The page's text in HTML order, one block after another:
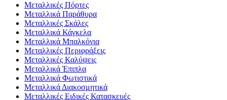
Μεταλλικές Πόρτες
Μεταλλικά Παράθυρα
Μεταλλικές Σκάλες
Μεταλλικά Κάγκελα
Μεταλλικά Μπαλκόνια
Μεταλλικές Περιφράξεις
Μεταλλικές Καλύψεις
Μεταλλικά Έπιπλα
Μεταλλικά Φωτιστικά
Μεταλλικά Διακοσμητικά
Μεταλλικές Ειδικές Κατασκευές